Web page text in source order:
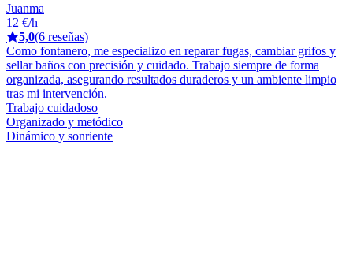
Juanma
12 €/h
5,0(6 reseñas)
Como fontanero, me especializo en reparar fugas, cambiar grifos y
sellar baños con precisión y cuidado. Trabajo siempre de forma
organizada, asegurando resultados duraderos y un ambiente limpio
tras mi intervención.
Trabajo cuidadoso
Organizado y metódico
Dinámico y sonriente